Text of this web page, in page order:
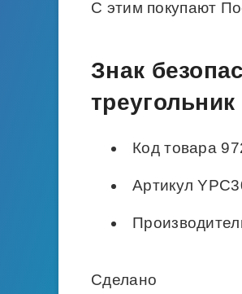
С этим покупают
Знак
треугольник
Код товара
Артикул
Сделано